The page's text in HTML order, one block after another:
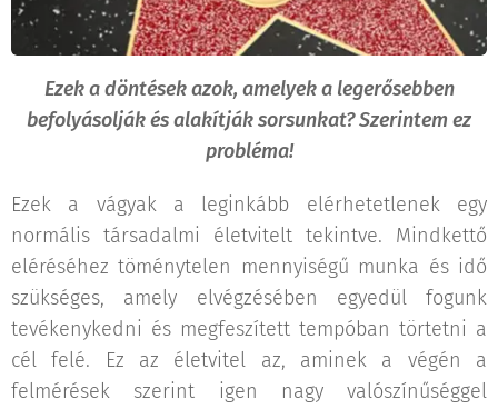
Ezek a döntések azok, amelyek a legerősebben
befolyásolják és alakítják sorsunkat? Szerintem ez
probléma!
Ezek a vágyak a leginkább elérhetetlenek egy
normális társadalmi életvitelt tekintve. Mindkettő
eléréséhez töménytelen mennyiségű munka és idő
szükséges, amely elvégzésében egyedül fogunk
tevékenykedni és megfeszített tempóban törtetni a
cél felé. Ez az életvitel az, aminek a végén a
felmérések szerint igen nagy valószínűséggel